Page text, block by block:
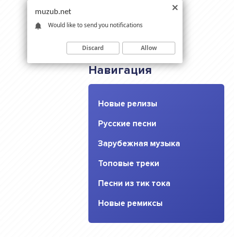
Навигация
Новые релизы
Русские песни
Зарубежная музыка
Топовые треки
Песни из тик тока
Новые ремиксы
muzub.net
Would like to send you notifications
Discard Allow